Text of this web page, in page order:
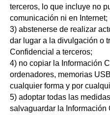
terceros, lo que incluye no
comunicación ni en Internet;
3) abstenerse de realizar
dar lugar a la divulgación o
Confidencial a terceros;
4) no copiar la Información
ordenadores, memorias
cualquier forma y por
5) adoptar todas las
salvaguardar la Información